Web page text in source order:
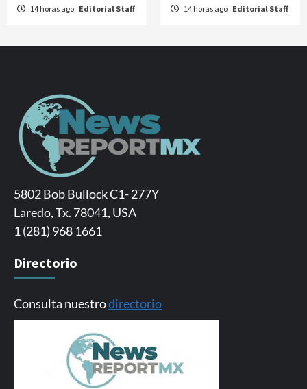
14 horas ago Editorial Staff 14 horas ago Editorial Staff
5802 Bob Bullock C1- 277Y
Laredo, Tx. 78041, USA
1 (281) 968 1661
Directorio
Consulta nuestrodirectorio